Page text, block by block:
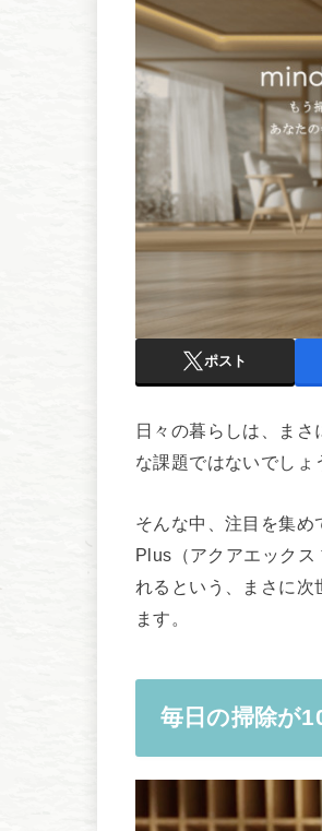
ポスト
日々の暮らしは、ま
な課題ではないでしょ
そんな中、注目を集
Plus（アクアエックス
れるという、まさに次
ます。
毎日の掃除が